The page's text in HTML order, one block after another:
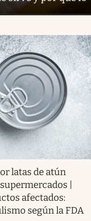
latas de atún
|
afectados:
según la FDA